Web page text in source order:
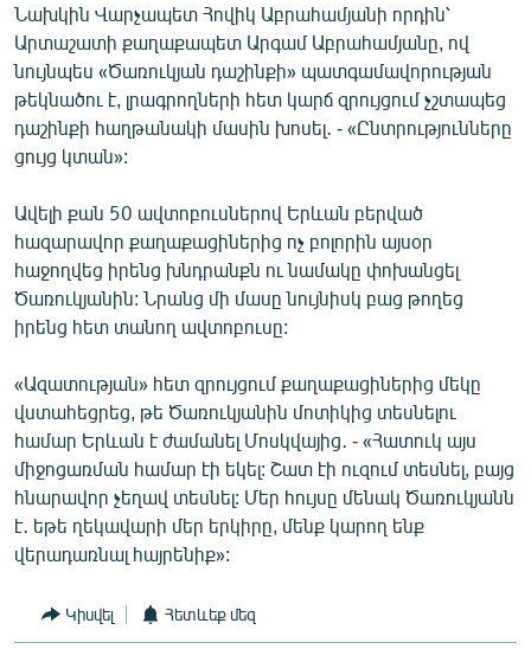
Նախկին Վարչապետ Հովիկ Աբրահամյանի որդին՝
Արտաշատի քաղաքապետ Արգամ Աբրահամյանը, ով
նույնպես «Ծառուկյան դաշինքի» պատգամավորության
թեկնածու է, լրագրողների հետ կարճ զրույցում չշտապեց
դաշինքի հաղթանակի մասին խոսել․ - «Ընտրությունները
ցույց կտան»:
Ավելի քան 50 ավտոբուսներով Երևան բերված
հազարավոր քաղաքացիներից ոչ բոլորին այսօր
հաջողվեց իրենց խնդրանքն ու նամակը փոխանցել
Ծառուկյանին: Նրանց մի մասը նույնիսկ բաց թողեց
իրենց հետ տանող ավտոբուսը:
«Ազատության» հետ զրույցում քաղաքացիներից մեկը
վստահեցրեց, թե Ծառուկյանին մոտիկից տեսնելու
համար Երևան է ժամանել Մոսկվայից․ - «Հատուկ այս
միջոցառման համար էի եկել: Շատ էի ուզում տեսնել, բայց
հնարավոր չեղավ տեսնել: Մեր հույսը մենակ Ծառուկյանն
է․ եթե ղեկավարի մեր երկիրը, մենք կարող ենք
վերադառնալ հայրենիք»:
Կիսվել Հետևեք մեզ